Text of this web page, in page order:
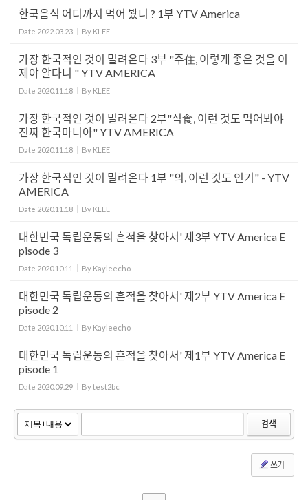
한국음식 어디까지 먹어 봤니 ? 1부 YTV America
Date 2022.03.23 By KLEE
가장 한국적인 것이 밀려온다 3부 "주住, 이렇게 좋은 것을 이
제야 알다니 " YTV AMERICA
Date 2020.11.18 By KLEE
가장 한국적인 것이 밀려온다 2부"식食, 이런 것도 먹어봐야
진짜 한국마니아" YTV AMERICA
Date 2020.11.18 By KLEE
가장 한국적인 것이 밀려온다 1부 "의, 이런 것도 인기" - YTV
AMERICA
Date 2020.11.18 By KLEE
대한민국 독립운동의 흔적을 찾아서' 제3부 YTV America E
pisode 3
Date 2020.10.11 By Kayleecho
대한민국 독립운동의 흔적을 찾아서' 제2부 YTV America E
pisode 2
Date 2020.10.11 By Kayleecho
대한민국 독립운동의 흔적을 찾아서' 제1부 YTV America E
pisode 1
Date 2020.09.29 Bytest2bc
검색
쓰기